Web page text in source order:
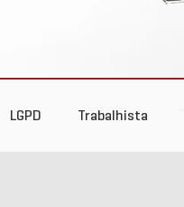
LGPD Trabalhista